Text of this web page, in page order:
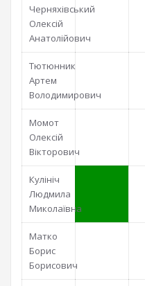
Черняхівський
Олексій
Анатолійович
Тютюнник
Артем
Володимирович
Момот
Олексій
Вікторович
Кулініч
Людмила
Миколаївна
Матко
Борис
Борисович